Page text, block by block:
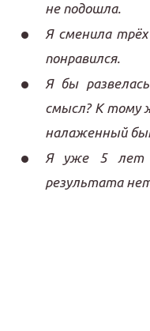
не подошла.
Я сменила
понравился.
Я бы
смысл? К тому
налаженный
Я уже 5 лет
результата